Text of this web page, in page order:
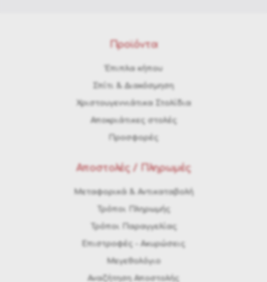
Προϊόντα
Έπιπλα κήπου
Σπίτι & Διακόσμηση
Χριστουγεννιάτικα Στολίδια
Αποκριάτικες στολές
Προσφορές
Αποστολές / Πληρωμές
Μεταφορικά & Αντικαταβολή
Τρόποι Πληρωμής
Τρόποι Παραγγελίας
Eπιστροφές - Ακυρώσεις
Μεγεθολόγιο
Αναζήτηση Αποστολής